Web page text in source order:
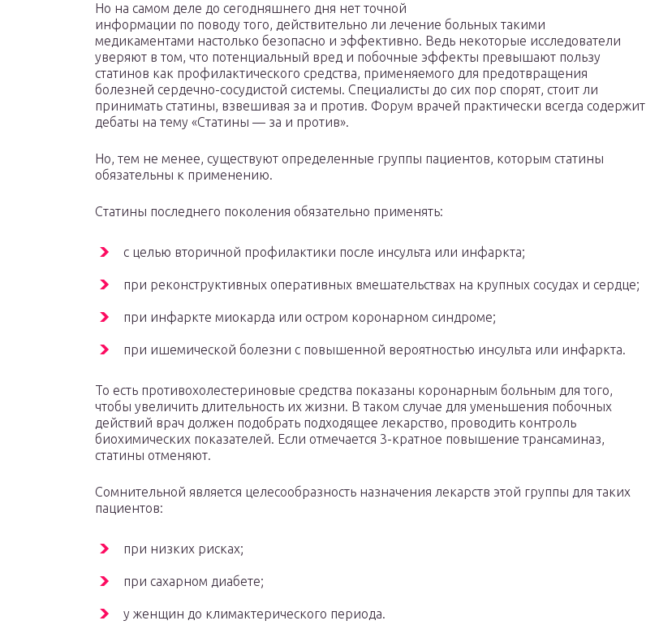
Но на самом деле до сегодняшнего дня нет точной
информации по поводу того, действительно ли лечение больных такими
медикаментами настолько безопасно и эффективно. Ведь некоторые исследователи
уверяют в том, что потенциальный вред и побочные эффекты превышают пользу
статинов как профилактического средства, применяемого для предотвращения
болезней сердечно-сосудистой системы. Специалисты до сих пор спорят, стоит ли
принимать статины, взвешивая за и против. Форум врачей практически всегда содержит
дебаты на тему «Статины — за и против».
Но, тем не менее, существуют определенные группы пациентов, которым статины
обязательны к применению.
Статины последнего поколения обязательно применять:
с целью вторичной профилактики после инсульта или инфаркта;
при реконструктивных оперативных вмешательствах на крупных сосудах и сердце;
при инфаркте миокарда или остром коронарном синдроме;
при ишемической болезни с повышенной вероятностью инсульта или инфаркта.
То есть противохолестериновые средства показаны коронарным больным для того,
чтобы увеличить длительность их жизни. В таком случае для уменьшения побочных
действий врач должен подобрать подходящее лекарство, проводить контроль
биохимических показателей. Если отмечается 3-кратное повышение трансаминаз,
статины отменяют.
Сомнительной является целесообразность назначения лекарств этой группы для таких
пациентов:
при низких рисках;
при сахарном диабете;
у женщин до климактерического периода.